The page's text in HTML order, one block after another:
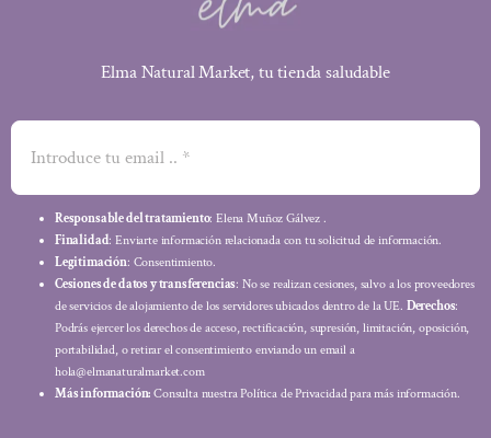
Elma Natural Market, tu tienda saludable
Responsable del tratamiento: Elena Muñoz Gálvez .
Finalidad: Enviarte información relacionada con tu solicitud de información.
Legitimación: Consentimiento.
Cesiones de datos y transferencias: No se realizan cesiones, salvo a los proveedores
de servicios de alojamiento de los servidores ubicados dentro de la UE. Derechos:
Podrás ejercer los derechos de acceso, rectificación, supresión, limitación, oposición,
portabilidad, o retirar el consentimiento enviando un email a
hola@elmanaturalmarket.com
Más información: Consulta nuestra Política de Privacidad para más información.